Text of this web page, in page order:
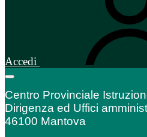
Accedi
Centro Provinciale
Dirigenza ed Uffici
46100 Mantova